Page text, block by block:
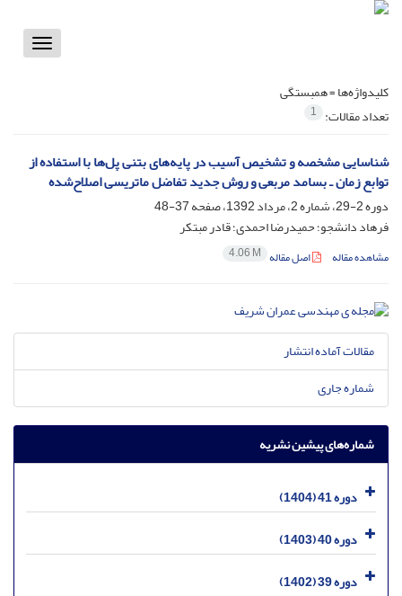
Toggle
کلیدواژه‌ها =همبستگی
تعداد مقالات: 1
شناسایی مشخصه و تشخیص آسیب در پایه‌های بتنی پل‌ها با استفاده از
توابع زمان ـ بسامد مربعی و روش جدید تفاضل ماتریسی اصلاح‌شده
دوره 2-29، شماره 2، مرداد 1392، صفحه
37-48
فرهاد دانشجو؛ حمیدرضا احمدی؛ قادر مبتکر
مشاهده مقاله اصل مقاله 4.06 M
مقالات آماده انتشار
شماره جاری
شماره‌های پیشین نشریه
دوره 41 (1404)
دوره 40 (1403)
دوره 39 (1402)